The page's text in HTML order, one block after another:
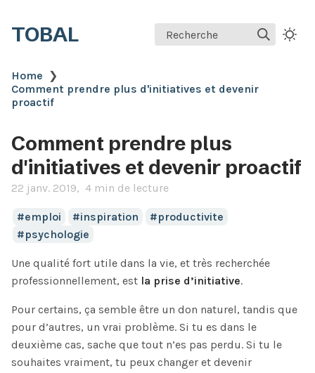
TOBAL Recherche
Home ❯
Comment prendre plus d'initiatives et devenir
proactif
Comment prendre plus
d'initiatives et devenir proactif
22 janv. 2019 4 min de lecture
emploi inspiration
productivite
psychologie
Une qualité fort utile dans la vie, et très recherchée
professionnellement, est la prise d’initiative.
Pour certains, ça semble être un don naturel, tandis que
pour d’autres, un vrai problème. Si tu es dans le
deuxième cas, sache que tout n’es pas perdu. Si tu le
souhaites vraiment, tu peux changer et devenir